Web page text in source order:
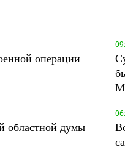
операции
областной думы